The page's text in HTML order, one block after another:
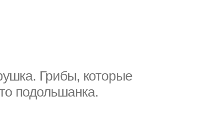
Грибы, которые
подольшанка.